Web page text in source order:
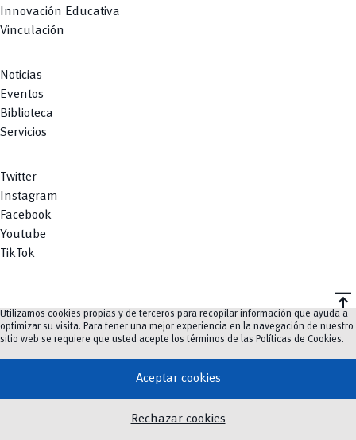
Innovación Educativa
Vinculación
Noticias
Eventos
Biblioteca
Servicios
Twitter
Instagram
Facebook
Youtube
TikTok
vertical_align_top
©2023-2026UCuenca.
Utilizamos cookies propias y de terceros para recopilar información que ayuda a
optimizar su visita. Para tener una mejor experiencia en la navegación de nuestro
sitio web se requiere que usted acepte los términos de las Políticas de Cookies.
Aceptar cookies
Rechazar cookies